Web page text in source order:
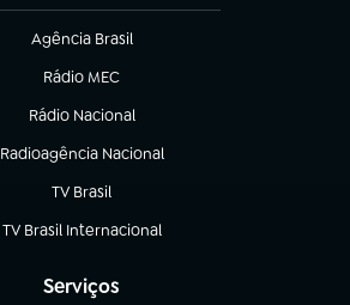
Agência Brasil
(abre em nova aba)
Rádio MEC
(abre em nova aba)
Rádio Nacional
Radioagência Nacional
(abre em nova aba)
TV Brasil
(abre em nova aba)
TV Brasil Internacional
(abre em nova aba)
Serviços